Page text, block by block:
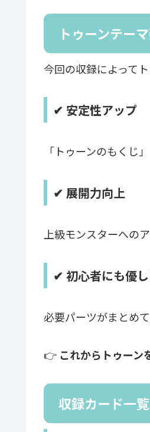
トゥーンテー
今回の収録によって
✔ 安定性アップ
「トゥーンのもくじ
✔ 展開力向上
上級モンスターへの
✔ 初心者にも優
必要パーツがまとめ
👉 これからトゥーン
収録カード一覧